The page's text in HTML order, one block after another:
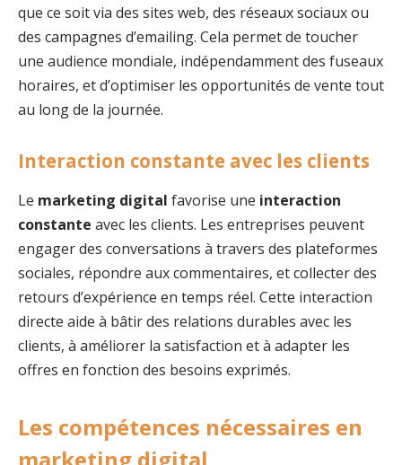
que ce soit via des sites web, des réseaux sociaux ou
des campagnes d’emailing. Cela permet de toucher
une audience mondiale, indépendamment des fuseaux
horaires, et d’optimiser les opportunités de vente tout
au long de la journée.
Interaction constante avec les clients
Le marketing digital favorise une interaction
constante avec les clients. Les entreprises peuvent
engager des conversations à travers des plateformes
sociales, répondre aux commentaires, et collecter des
retours d’expérience en temps réel. Cette interaction
directe aide à bâtir des relations durables avec les
clients, à améliorer la satisfaction et à adapter les
offres en fonction des besoins exprimés.
Les compétences nécessaires en